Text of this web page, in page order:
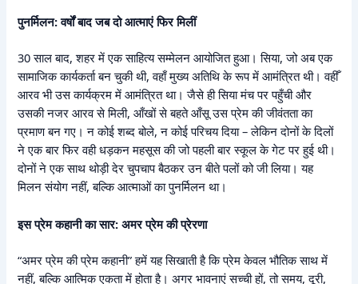
पुनर्मिलन: वर्षों बाद जब दो आत्माएं फिर मिलीं
30 साल बाद, शहर में एक साहित्य सम्मेलन आयोजित हुआ। सिया, जो अब एक
सामाजिक कार्यकर्ता बन चुकी थी, वहाँ मुख्य अतिथि के रूप में आमंत्रित थी। वहीँ
आरव भी उस कार्यक्रम में आमंत्रित था। जैसे ही सिया मंच पर पहुँची और
उसकी नजर आरव से मिली, आँखों से बहते आँसू उस प्रेम की जीवंतता का
प्रमाण बन गए। न कोई शब्द बोले, न कोई परिचय दिया – लेकिन दोनों के दिलों
ने एक बार फिर वही धड़कन महसूस की जो पहली बार स्कूल के गेट पर हुई थी।
दोनों ने एक साथ थोड़ी देर चुपचाप बैठकर उन बीते पलों को जी लिया। यह
मिलन संयोग नहीं, बल्कि आत्माओं का पुनर्मिलन था।
इस प्रेम कहानी का सार: अमर प्रेम की प्रेरणा
“अमर प्रेम की प्रेम कहानी” हमें यह सिखाती है कि प्रेम केवल भौतिक साथ में
नहीं, बल्कि आत्मिक एकता में होता है। अगर भावनाएं सच्ची हों, तो समय, दूरी,